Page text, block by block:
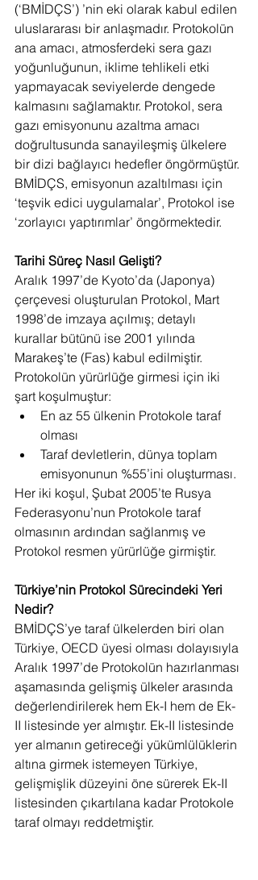
(‘BMİDÇS’) ’nin eki olarak kabul edilen
uluslararası bir anlaşmadır. Protokolün
ana amacı, atmosferdeki sera gazı
yoğunluğunun, iklime tehlikeli etki
yapmayacak seviyelerde dengede
kalmasını sağlamaktır. Protokol, sera
gazı emisyonunu azaltma amacı
doğrultusunda sanayileşmiş ülkelere
bir dizi bağlayıcı hedefler öngörmüştür.
BMİDÇS, emisyonun azaltılması için
‘teşvik edici uygulamalar’, Protokol ise
‘zorlayıcı yaptırımlar’ öngörmektedir.
Tarihi Süreç Nasıl Gelişti?
Aralık 1997’de Kyoto’da (Japonya)
çerçevesi oluşturulan Protokol, Mart
1998’de imzaya açılmış; detaylı
kurallar bütünü ise 2001 yılında
Marakeş’te (Fas) kabul edilmiştir.
Protokolün yürürlüğe girmesi için iki
şart koşulmuştur:
En az 55 ülkenin Protokole taraf
olması
Taraf devletlerin, dünya toplam
emisyonunun %55’ini oluşturması.
Her iki koşul, Şubat 2005’te Rusya
Federasyonu’nun Protokole taraf
olmasının ardından sağlanmış ve
Protokol resmen yürürlüğe girmiştir.
Türkiye’nin Protokol Sürecindeki Yeri
Nedir?
BMİDÇS’ye taraf ülkelerden biri olan
Türkiye, OECD üyesi olması dolayısıyla
Aralık 1997’de Protokolün hazırlanması
aşamasında gelişmiş ülkeler arasında
değerlendirilerek hem Ek-I hem de Ek-
II listesinde yer almıştır. Ek-II listesinde
yer almanın getireceği yükümlülüklerin
altına girmek istemeyen Türkiye,
gelişmişlik düzeyini öne sürerek Ek-II
listesinden çıkartılana kadar Protokole
taraf olmayı reddetmiştir.